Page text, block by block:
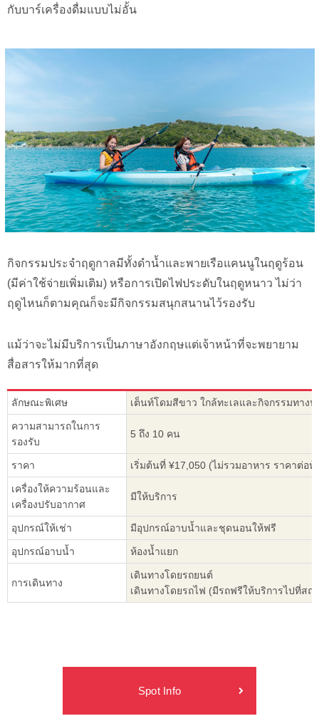
กับบาร์เครื่องดื่มแบบไม่อั้น
กิจกรรมประจำฤดูกาลมีทั้งดำน้ำและพายเรือแคนนูในฤดูร้อน
(มีค่าใช้จ่ายเพิ่มเติม) หรือการเปิดไฟประดับในฤดูหนาว ไม่ว่า
ฤดูไหนก็ตามคุณก็จะมีกิจกรรมสนุกสนานไว้รองรับ
แม้ว่าจะไม่มีบริการเป็นภาษาอังกฤษแต่เจ้าหน้าที่จะพยายาม
สื่อสารให้มากที่สุด
ลักษณะพิเศษ เต็นท์โดมสีขาว ใกล้ทะเลและกิจกรรมทาง
ความสามารถในการ
รองรับ
5 ถึง 10 คน
ราคา เริ่มต้นที่ ¥17,050 (ไม่รวมอาหาร ราคาต่อ
เครื่องให้ความร้อนและ
เครื่องปรับอากาศ
มีให้บริการ
อุปกรณ์ให้เช่า มีอุปกรณ์อาบน้ำและชุดนอนให้ฟรี
อุปกรณ์อาบน้ำ ห้องน้ำแยก
การเดินทาง
เดินทางโดยรถยนต์
เดินทางโดยรถไฟ (มีรถฟรีให้บริการไปที่สถ
Spot Info